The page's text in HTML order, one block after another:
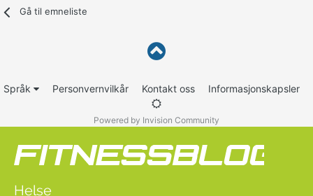
Gå til emneliste
Språk Personvernvilkår Kontakt oss Informasjonskapsler
Powered by Invision Community
Helse